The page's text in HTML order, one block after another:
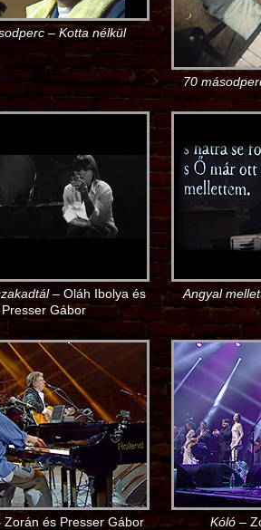
– Kotta nélkül
70
– Oláh Ibolya és
Presser Gábor
Angyal
és Presser Gábor Kóló–